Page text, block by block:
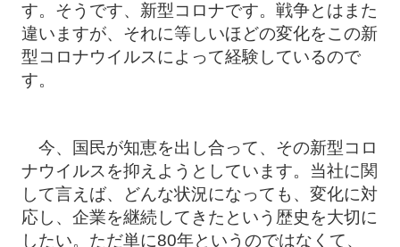
す。そうです、新型コロナです。戦争とはまた
違いますが、それに等しいほどの変化をこの新
型コロナウイルスによって経験しているので
す。
今、国民が知恵を出し合って、その新型コロ
ナウイルスを抑えようとしています。当社に関
して言えば、どんな状況になっても、変化に対
応し、企業を継続してきたという歴史を大切に
したい。ただ単に80年というのではなくて、